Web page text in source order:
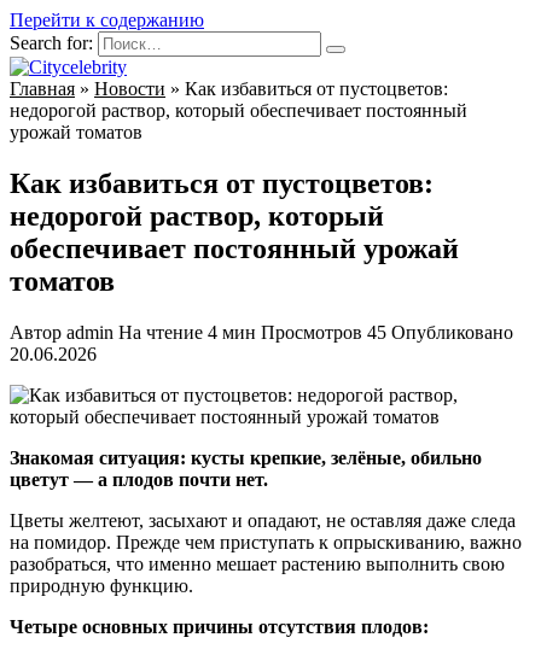
Перейти к содержанию
Search for:
Главная » Новости » Как избавиться от пустоцветов:
недорогой раствор, который обеспечивает постоянный
урожай томатов
Как избавиться от пустоцветов:
недорогой раствор, который
обеспечивает постоянный урожай
томатов
Автор admin На чтение 4 мин Просмотров 45 Опубликовано
20.06.2026
Знакомая ситуация: кусты крепкие, зелёные, обильно
цветут — а плодов почти нет.
Цветы желтеют, засыхают и опадают, не оставляя даже следа
на помидор. Прежде чем приступать к опрыскиванию, важно
разобраться, что именно мешает растению выполнить свою
природную функцию.
Четыре основных причины отсутствия плодов: